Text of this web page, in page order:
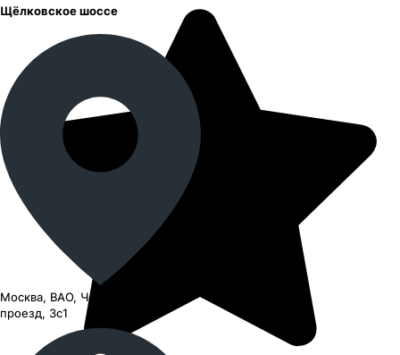
Щёлковское шоссе
Москва, ВАО, Черницынский
проезд, 3с1